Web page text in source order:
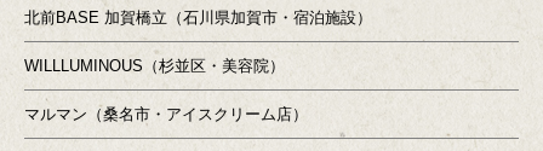
北前BASE 加賀橋立（石川県加賀市・宿泊施設）
WILLLUMINOUS（杉並区・美容院）
マルマン（桑名市・アイスクリーム店）